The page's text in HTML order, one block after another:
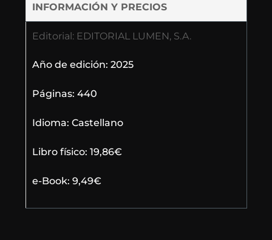
INFORMACIÓN Y PRECIOS
Editorial: EDITORIAL LUMEN, S.A.
Año de edición: 2025
Páginas: 440
Idioma: Castellano
Libro físico: 19,86€
e-Book: 9,49€